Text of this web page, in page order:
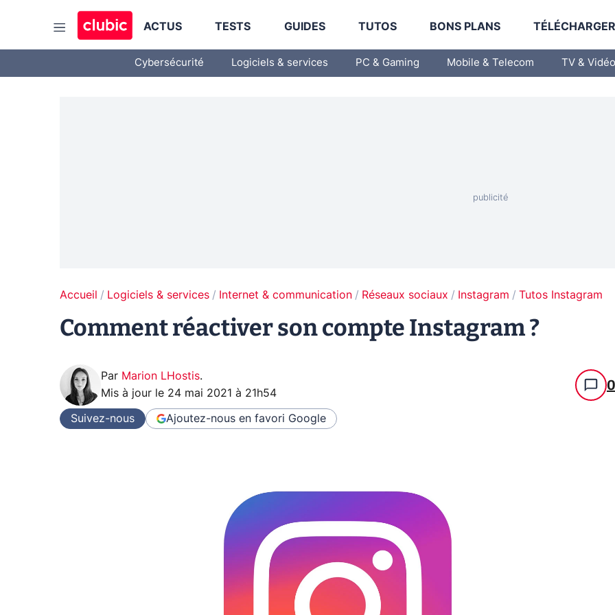
ACTUS TESTS GUIDES TUTOS BONS PLANS
Cybersécurité Logiciels & services PC & Gaming Mobile & Telecom TV & Vidéo
Accueil Logiciels & services Internet & communication Réseaux sociaux Instagram Tutos Instagram
Comment réactiver son compte Instagram ?
Par Marion LHostis.
Mis à jour le 24 mai 2021 à 21h54 0
Suivez-nous Ajoutez-nous en favori Google